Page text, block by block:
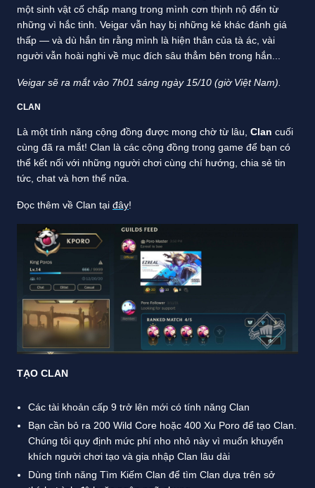
một sinh vật cố chấp mang trong mình cơn thịnh nộ đến từ
những vì hắc tinh. Veigar vẫn hay bị những kẻ khác đánh giá
thấp — và dù hắn tin rằng mình là hiện thân của tà ác, vài
người vẫn hoài nghi về mục đích sâu thẳm bên trong hắn...
Veigar sẽ ra mắt vào 7h01 sáng ngày 15/10 (giờ Việt Nam).
CLAN
Là một tính năng cộng đồng được mong chờ từ lâu, Clan cuối
cùng đã ra mắt! Clan là các cộng đồng trong game để bạn có
thể kết nối với những người chơi cùng chí hướng, chia sẻ tin
tức, chat và hơn thế nữa.
Đọc thêm về Clan tại đây!
TẠO CLAN
Các tài khoản cấp 9 trở lên mới có tính năng Clan
Bạn cần bỏ ra 200 Wild Core hoặc 400 Xu Poro để tạo Clan.
Chúng tôi quy định mức phí nho nhỏ này vì muốn khuyến
khích người chơi tạo và gia nhập Clan lâu dài
Dùng tính năng Tìm Kiếm Clan để tìm Clan dựa trên sở